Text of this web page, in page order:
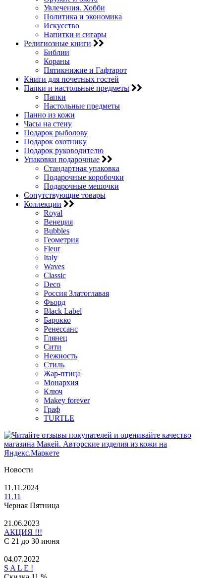
Увлечения. Хобби
Политика и экономика
Искусство
Напитки и сигары
Религиозные книги
Библии
Кораны
Пятикнижие и Гафтарот
Книги для почетных гостей
Папки и настольные предметы
Папки
Настольные предметы
Панно из кожи
Часы на стену
Подарок рыболову
Подарок охотнику
Подарок руководителю
Упаковки подарочные
Стандартная упаковка
Подарочные коробочки
Подарочные мешочки
Сопутствующие товары
Коллекции
Royal
Венеция
Bubbles
Геометрия
Fleur
Italy
Waves
Classic
Deco
Россия Златоглавая
Фьорд
Black Label
Барокко
Ренессанс
Глянец
Сити
Нежность
Стиль
Жар-птица
Монархия
Ключ
Makey forever
Граф
TURTLE
Новости
11.11.2024
11.11
Черная Пятница
21.06.2023
АКЦИЯ !!!
С 21 до 30 июня
04.07.2022
S A L E !